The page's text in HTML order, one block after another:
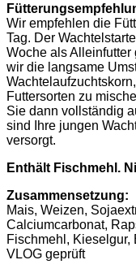
Wir empfehlen die
Tag. Der
Woche als Alleinfutter
wir die langsame
Futtersorten zu
Sie dann vollständig
sind Ihre jungen
versorgt.
Enthält Fischmehl.
Zusammensetzung:
Mais, Weizen,
Calciumcarbonat,
Fischmehl, Kieselgur,
VLOG geprüft